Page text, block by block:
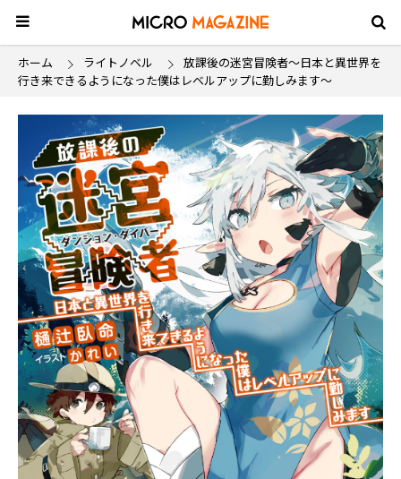
ホーム ライトノベル
放課後の迷宮冒険者～日本と異世界を
行き来できるようになった僕はレベルアップに勤しみます～